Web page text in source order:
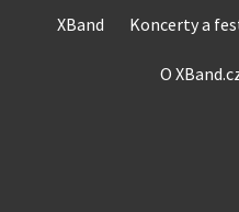
XBand Koncerty a
O